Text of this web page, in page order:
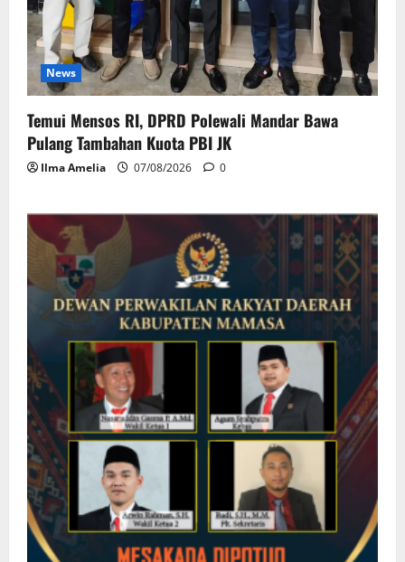
News
Temui Mensos RI, DPRD Polewali Mandar Bawa
Pulang Tambahan Kuota PBI JK
Ilma Amelia 07/08/2026 0